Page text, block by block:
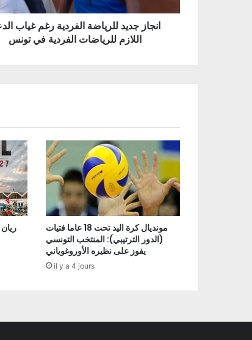
انجاز جديد للرياضة الفردية رغم غياب
اللازم للرياضات الفردية في تونس
مونديال كرة اليد تحت 18 عاما فتيات
(الدور الترتيبي): المنتخب التونسي
يفوز على نظيره الأوروغوياني
il y a 4 jours